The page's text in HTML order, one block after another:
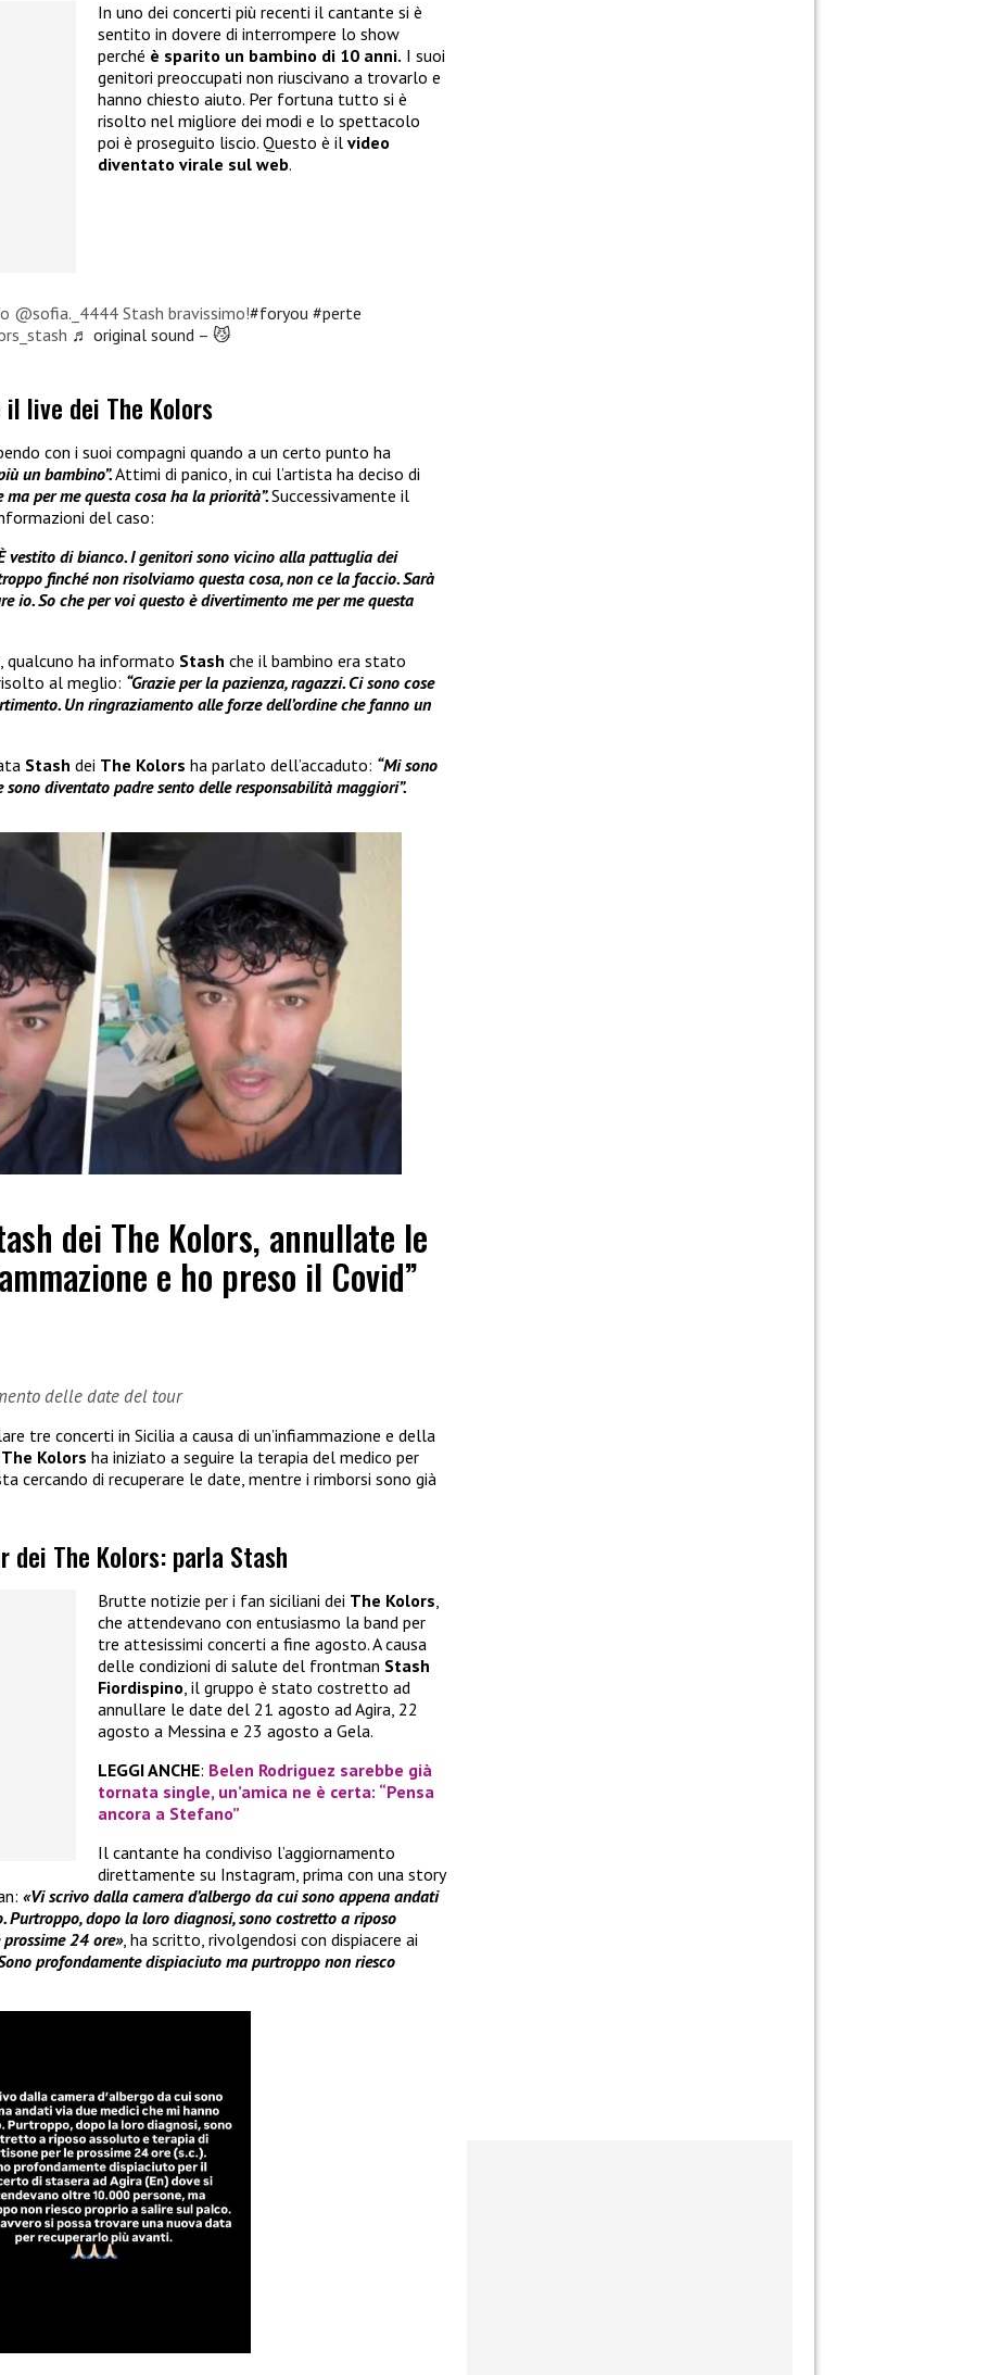
In uno dei concerti più recenti il cantante si è
sentito in dovere di interrompere lo show
perché è sparito un bambino di 10 anni. I suoi
genitori preoccupati non riuscivano a trovarlo e
hanno chiesto aiuto. Per fortuna tutto si è
risolto nel migliore dei modi e lo spettacolo
poi è proseguito liscio. Questo è il video
diventato virale sul web.
@sofia._4444 Stash bravissimo!#foryou #perte
♬ original sound – 😼
live dei The Kolors
con i suoi compagni quando a un certo punto ha
un bambino”.Attimi di panico, in cui l’artista ha deciso di
ma per me questa cosa ha la priorità”.Successivamente il
del caso:
vestito di bianco. I genitori sono vicino alla pattuglia dei
finché non risolviamo questa cosa, non ce la faccio. Sarà
io. So che per voi questo è divertimento me per me questa
qualcuno ha informato Stash che il bambino era stato
al meglio: “Grazie per la pazienza, ragazzi. Ci sono cose
Un ringraziamento alle forze dell’ordine che fanno un
Stash dei The Kolors ha parlato dell’accaduto: “Mi sono
diventato padre sento delle responsabilità maggiori”.
dei The Kolors, annullate le
e ho preso il Covid”
delle date del tour
tre concerti in Sicilia a causa di un’infiammazione e della
The Kolors ha iniziato a seguire la terapia del medico per
cercando di recuperare le date, mentre i rimborsi sono già
The Kolors: parla Stash
Brutte notizie per i fan siciliani dei The Kolors
che attendevano con entusiasmo la band per
tre attesissimi concerti a fine agosto. A causa
delle condizioni di salute del frontman Stash
Fiordispino , il gruppo è stato costretto ad
annullare le date del 21 agosto ad Agira, 22
agosto a Messina e 23 agosto a Gela.
LEGGI ANCHE: Belen Rodriguez sarebbe già
tornata single, un’amica ne è certa: “Pensa
ancora a Stefano”
Il cantante ha condiviso l’aggiornamento
direttamente su Instagram, prima con una story
«Vi scrivo dalla camera d’albergo da cui sono appena andati
dopo la loro diagnosi, sono costretto a riposo
24 ore», ha scritto, rivolgendosi con dispiacere ai
profondamente dispiaciuto ma purtroppo non riesco